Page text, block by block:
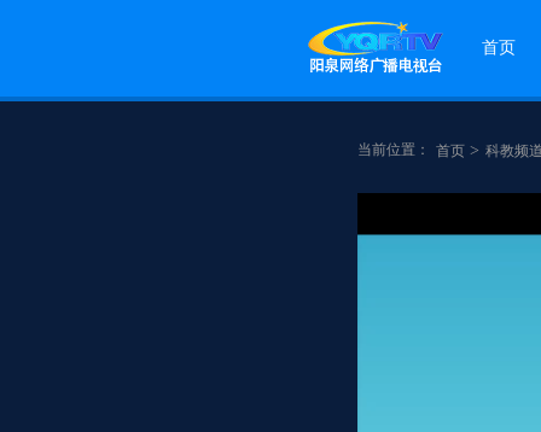
首页
当前位置： 首页 > 科教频